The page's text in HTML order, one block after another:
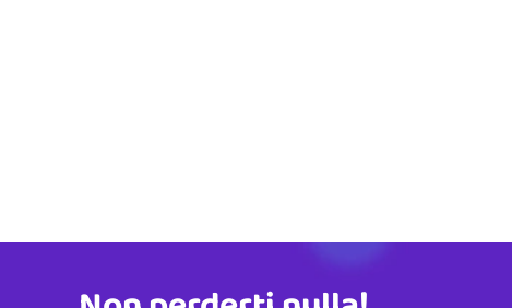
Indirizzo email